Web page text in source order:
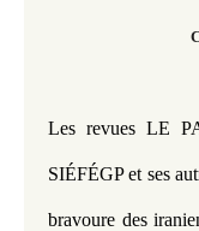
Les revues LE
SIÉFÉGP et ses
bravoure des